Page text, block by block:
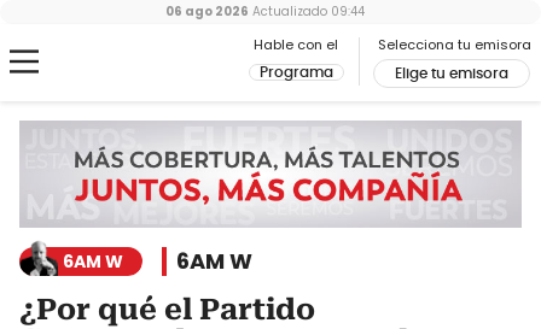
Hable con el
Programa
Selecciona tu emisora
Elige tu emisora
06 ago 2026 Actualizado 09:44
6AM W 6AM W
¿Por qué el Partido